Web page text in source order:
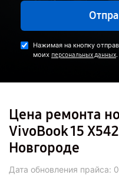
Нажимая на кнопку
моих персональных данных.
Цена ремонта
VivoBook 15
Новгороде
Дата обновления прайса: